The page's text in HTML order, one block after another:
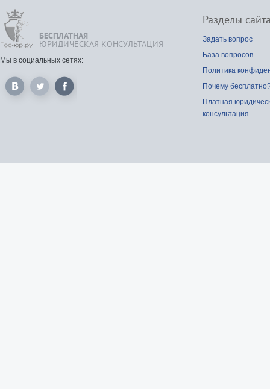
БЕСПЛАТНАЯ
ЮРИДИЧЕСКАЯ КОНСУЛЬТАЦИЯ
Мы в социальных сетях:
Разделы
Задать вопрос
База вопросов
Политика
Почему
Платная
консультация